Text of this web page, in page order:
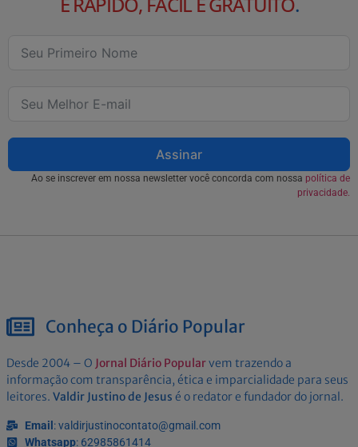
Assinar
Ao se inscrever em nossa newsletter você concorda com nossa política de
privacidade.
Conheça o Diário Popular
Desde 2004 – O Jornal Diário Popularvem trazendo a
informação com transparência, ética e imparcialidade para seus
leitores. Valdir Justino de Jesus é o redator e fundador do jornal.
Email: valdirjustinocontato@gmail.com
Whatsapp: 62985861414